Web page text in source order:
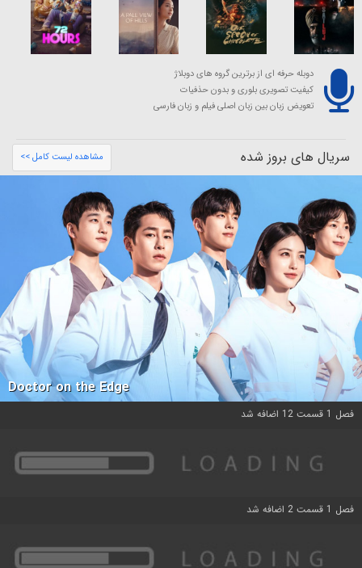
دوبله حرفه ای از برترین گروه های دوبلاژ
کیفیت تصویری بلوری و بدون حذفیات
تعویض زبان بین زبان اصلی فیلم و زبان فارسی
سریال های بروز شده مشاهده لیست کامل >>
Doctor on the Edge
فصل 1 قسمت 12 اضافه شد
فصل 1 قسمت 2 اضافه شد